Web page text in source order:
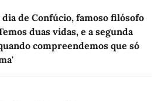
dia de Confúcio, famoso filósofo
duas vidas, e a segunda
compreendemos que só